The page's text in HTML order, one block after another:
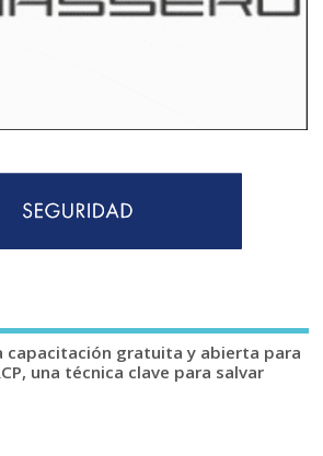
capacitación gratuita y abierta para
una técnica clave para salvar